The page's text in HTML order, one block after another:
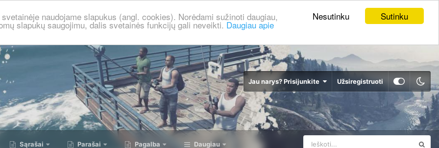
Sutinku
Nesutinku
naudojame slapukus (angl. cookies). Norėdami sužinoti daugiau,
slapukų saugojimu, dalis svetainės funkcijų gali neveikti. Daugiau apie
Jau narys? Prisijunkite Užsiregistruoti
Sąrašai Parašai Pagalba Daugiau